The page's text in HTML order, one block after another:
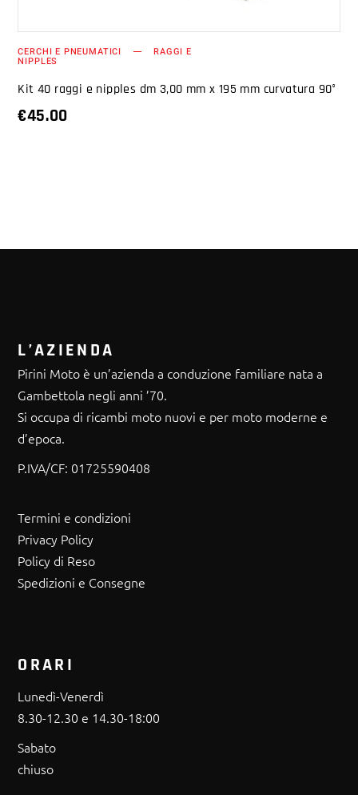
CERCHI E PNEUMATICI RAGGI E
NIPPLES
Kit 40 raggi e nipples dm 3,00 mm x 195 mm curvatura 90°
€45.00
L’AZIENDA
Pirini Moto è un’azienda a conduzione familiare nata a
Gambettola negli anni ’70.
Si occupa di ricambi moto nuovi e per moto moderne e
d’epoca.
P.IVA/CF: 01725590408
Termini e condizioni
Privacy Policy
Policy di Reso
Spedizioni e Consegne
ORARI
Lunedì-Venerdì
8.30-12.30 e 14.30-18:00
Sabato
chiuso